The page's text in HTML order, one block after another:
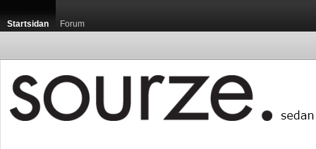
Startsidan Forum